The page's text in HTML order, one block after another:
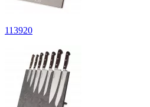
113920